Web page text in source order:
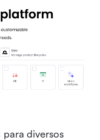
diversos